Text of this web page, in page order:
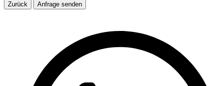
Zurück Anfrage senden